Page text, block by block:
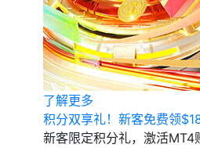
了解更多
积分双享礼！新客免费领
新客限定积分礼，激活